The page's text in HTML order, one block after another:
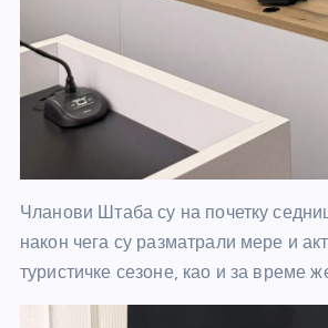
Чланови Штаба су на почетку
након чега су разматрали мере и
туристичке сезоне, као и за време